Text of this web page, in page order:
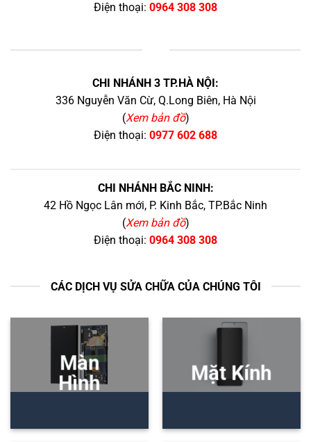
Điện thoại: 0964 308 308
CHI NHÁNH 3 TP.HÀ NỘI:
336 Nguyễn Văn Cừ, Q.Long Biên, Hà Nội
(Xem bản đồ)
Điện thoại: 0977 602 688
CHI NHÁNH BẮC NINH:
42 Hồ Ngọc Lân mới, P. Kinh Bắc, TP.Bắc Ninh
(Xem bản đồ)
Điện thoại: 0964 308 308
CÁC DỊCH VỤ SỬA CHỮA CỦA CHÚNG TÔI
Màn
Hình
Mặt Kính